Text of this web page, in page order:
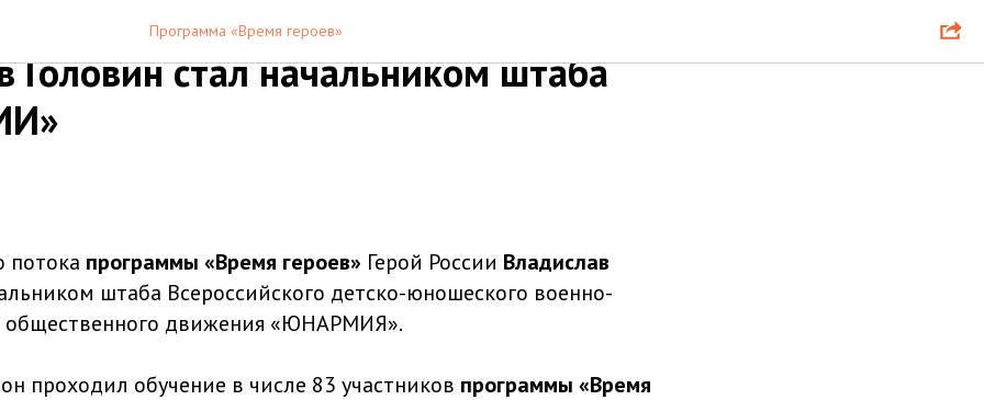
Программа «Время героев»
«Время героев»
Головин стал начальником штаба
потока программы «Время героев» Герой России Владислав
штаба Всероссийского детско-юношеского военно-
общественного движения «ЮНАРМИЯ».
проходил обучение в числе 83 участников программы «Время